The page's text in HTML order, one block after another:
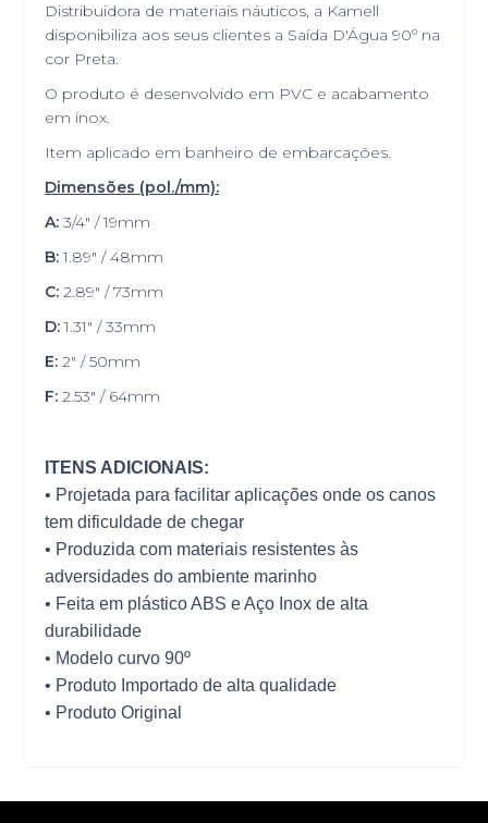
Distribuidora de materiais náuticos, a Kamell
disponibiliza aos seus clientes a Saída D'Água 90º na
cor Preta.
O produto é desenvolvido em PVC e acabamento
em inox.
Item aplicado em banheiro de embarcações.
Dimensões (pol./mm):
A: 3/4" / 19mm
B:1.89" / 48mm
C: 2.89" / 73mm
D:1.31" / 33mm
E: 2" / 50mm
F: 2.53" / 64mm
ITENS ADICIONAIS:
• Projetada para facilitar aplicações onde os canos
tem dificuldade de chegar
• Produzida com materiais resistentes às
adversidades do ambiente marinho
• Feita em plástico ABS e Aço Inox de alta
durabilidade
• Modelo curvo 90º
• Produto Importado de alta qualidade
• Produto Original